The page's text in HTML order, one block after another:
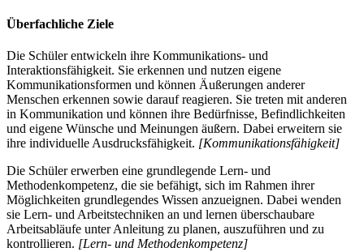
Überfachliche Ziele
Die Schüler entwickeln ihre Kommunikations- und
Interaktionsfähigkeit. Sie erkennen und nutzen eigene
Kommunikationsformen und können Äußerungen anderer
Menschen erkennen sowie darauf reagieren. Sie treten mit anderen
in Kommunikation und können ihre Bedürfnisse, Befindlichkeiten
und eigene Wünsche und Meinungen äußern. Dabei erweitern sie
ihre individuelle Ausdrucksfähigkeit. [Kommunikationsfähigkeit]
Die Schüler erwerben eine grundlegende Lern- und
Methodenkompetenz, die sie befähigt, sich im Rahmen ihrer
Möglichkeiten grundlegendes Wissen anzueignen. Dabei wenden
sie Lern- und Arbeitstechniken an und lernen überschaubare
Arbeitsabläufe unter Anleitung zu planen, auszuführen und zu
kontrollieren. [Lern- und Methodenkompetenz]